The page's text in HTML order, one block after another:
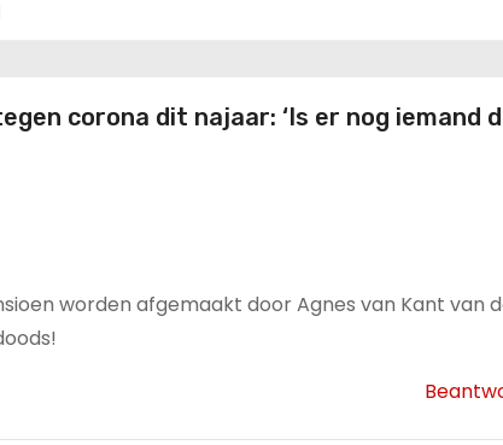
corona dit najaar: ‘Is er nog iemand
worden afgemaakt door Agnes van Kant van